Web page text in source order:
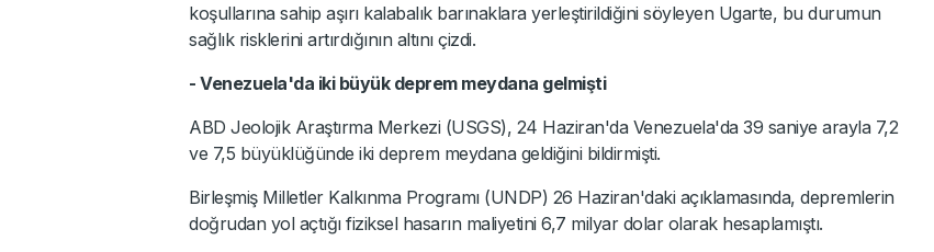
koşullarına sahip aşırı kalabalık barınaklara yerleştirildiğini söyleyen Ugarte, bu durumun
sağlık risklerini artırdığının altını çizdi.
- Venezuela'da iki büyük deprem meydana gelmişti
ABD Jeolojik Araştırma Merkezi (USGS), 24 Haziran'da Venezuela'da 39 saniye arayla 7,2
ve 7,5 büyüklüğünde iki deprem meydana geldiğini bildirmişti.
Birleşmiş Milletler Kalkınma Programı (UNDP) 26 Haziran'daki açıklamasında, depremlerin
doğrudan yol açtığı fiziksel hasarın maliyetini 6,7 milyar dolar olarak hesaplamıştı.